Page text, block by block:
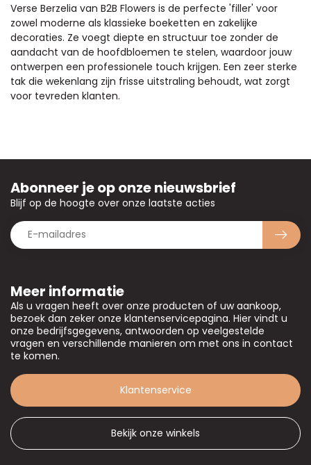
Verse Berzelia van B2B Flowers is de perfecte 'filler' voor
zowel moderne als klassieke boeketten en zakelijke
decoraties. Ze voegt diepte en structuur toe zonder de
aandacht van de hoofdbloemen te stelen, waardoor jouw
ontwerpen een professionele touch krijgen. Een zeer sterke
tak die wekenlang zijn frisse uitstraling behoudt, wat zorgt
voor tevreden klanten.
Meer informatie
Als u vragen heeft over onze producten of uw aankoop,
bezoek dan zeker onze klantenservicepagina. Hier vindt u
onze bedrijfsgegevens, antwoorden op veelgestelde
vragen en verschillende manieren om met ons in contact
te komen.
Klantenservice
Bekijk onze winkels
Abonneer je op onze nieuwsbrief
Blijf op de hoogte over onze laatste acties